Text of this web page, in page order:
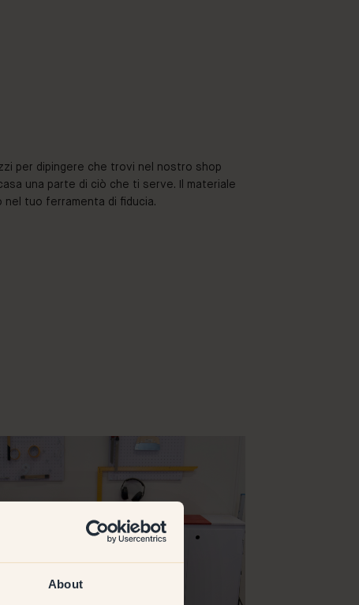
About
per dipingere che trovi nel nostro shop
una parte di ciò che ti serve. Il materiale
tuo ferramenta di fiducia.